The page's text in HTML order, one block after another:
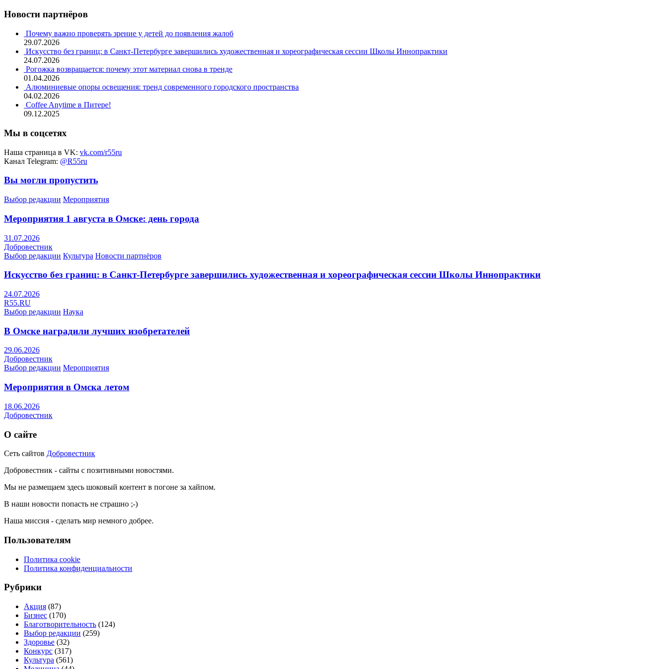
Новости партнёров
Почему важно проверять зрение у детей до появления жалоб
29.07.2026
Искусство без границ: в Санкт-Петербурге завершились художественная и хореографическая сессии Школы Иннопрактики
24.07.2026
Рогожка возвращается: почему этот материал снова в тренде
01.04.2026
Алюминиевые опоры освещения: тренд современного городского пространства
04.02.2026
Coffee Anytime в Питере!
09.12.2025
Мы в соцсетях
Наша страница в VK: vk.com/r55ru
Канал Telegram: @R55ru
Вы могли пропустить
Выбор редакции Мероприятия
Мероприятия 1 августа в Омске: день города
31.07.2026
Добровестник
Выбор редакции Культура Новости партнёров
Искусство без границ: в Санкт-Петербурге завершились художественная и хореографическая сессии Школы Иннопрактики
24.07.2026
R55.RU
Выбор редакции Наука
В Омске наградили лучших изобретателей
29.06.2026
Добровестник
Выбор редакции Мероприятия
Мероприятия в Омска летом
18.06.2026
Добровестник
О сайте
Сеть сайтов Добровестник
Добровестник - сайты с позитивными новостями.
Мы не размещаем здесь шоковый контент в погоне за хайпом.
В наши новости попасть не страшно ;-)
Наша миссия - сделать мир немного добрее.
Пользователям
Политика cookie
Политика конфиденциальности
Рубрики
Акция (87)
Бизнес (170)
Благотворительность (124)
Выбор редакции (259)
Здоровье (32)
Конкурс (317)
Культура (561)